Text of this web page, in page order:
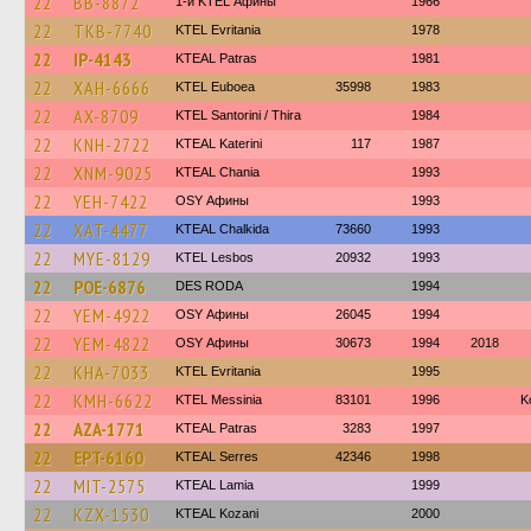
22 TKB-7740 ΚΤΕL Evritania 1978
22 IP-4143 KTEAL Patras 1981
22 XAH-6666 ΚΤΕL Euboea 35998 1983
22 AX-8709 KTEL Santorini / Thira 1984
22 KNH-2722 KTEAL Katerini 117 1987
22 XNM-9025 KTEAL Chania 1993
22 YEH-7422 OSY Афины 1993
22 XAT-4477 KTEAL Chalkida 73660 1993
22 MYE-8129 KTEL Lesbos 20932 1993
22 POE-6876 DES RODA 1994
22 YEM-4922 OSY Афины 26045 1994
22 YEM-4822 OSY Афины 30673 1994 2018
22 KHA-7033 ΚΤΕL Evritania 1995
22 KMH-6622 KTEL Messinia 83101 1996
22 AZA-1771 KTEAL Patras 3283 1997
22 EPT-6160 KTEAL Serres 42346 1998
22 MIT-2575 KTEAL Lamia 1999
22 KZX-1530 KTEAL Kozani 2000